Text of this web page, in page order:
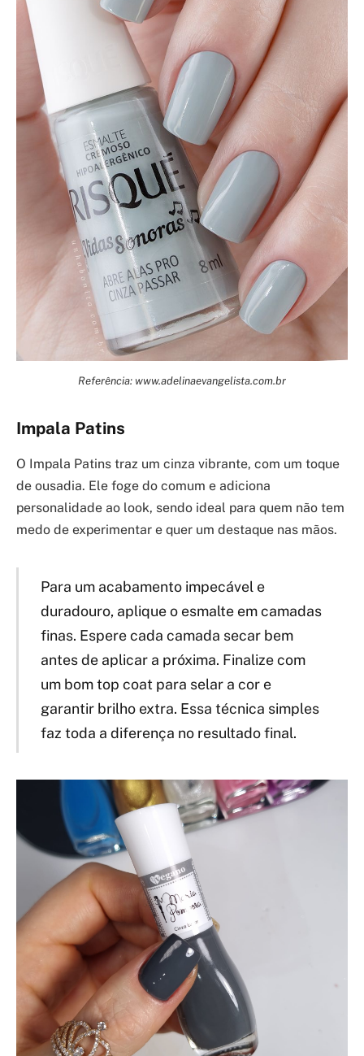
Referência: www.adelinaevangelista.com.br
Impala Patins
O Impala Patins traz um cinza vibrante, com um toque
de ousadia. Ele foge do comum e adiciona
personalidade ao look, sendo ideal para quem não tem
medo de experimentar e quer um destaque nas mãos.
Para um acabamento impecável e
duradouro, aplique o esmalte em camadas
finas. Espere cada camada secar bem
antes de aplicar a próxima. Finalize com
um bom top coat para selar a cor e
garantir brilho extra. Essa técnica simples
faz toda a diferença no resultado final.